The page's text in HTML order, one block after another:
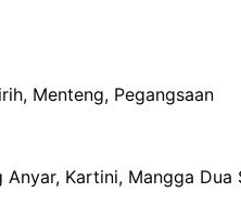
Menteng, Pegangsaan
Kartini, Mangga Dua